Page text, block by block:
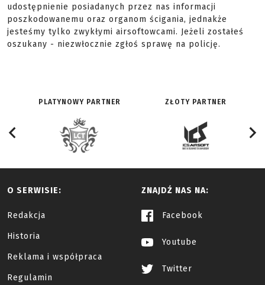
udostępnienie posiadanych przez nas informacji
poszkodowanemu oraz organom ścigania, jednakże
jesteśmy tylko zwykłymi airsoftowcami. Jeżeli zostałeś
oszukany - niezwłocznie zgłoś sprawę na policję.
PLATYNOWY PARTNER ZŁOTY PARTNER
O SERWISIE:
Redakcja
Historia
Reklama i współpraca
Regulamin
ZNAJDŹ NAS NA:
Facebook
Youtube
Twitter